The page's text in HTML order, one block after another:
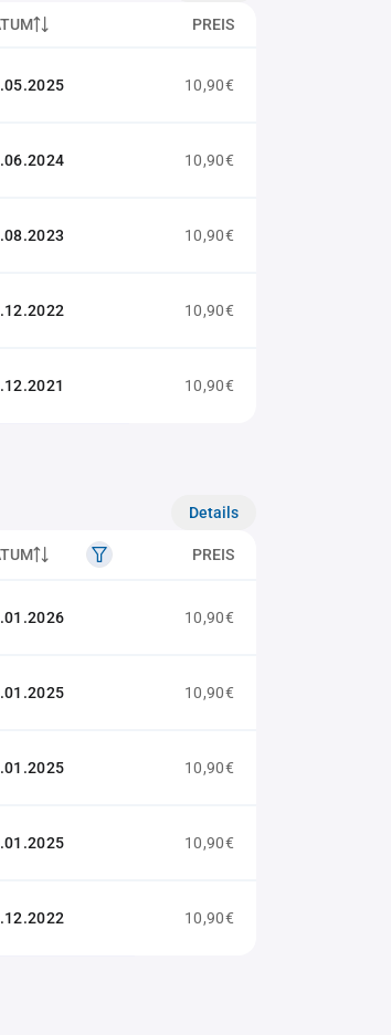
PREIS
10,90€
10,90€
10,90€
10,90€
10,90€
Details
PREIS
10,90€
10,90€
10,90€
10,90€
10,90€